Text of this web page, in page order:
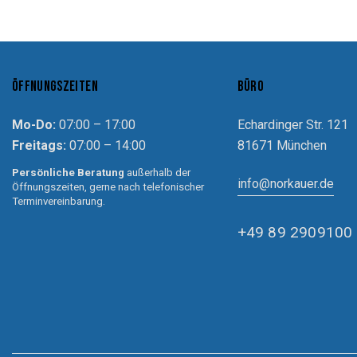
ÖFFNUNGSZEITEN
Mo-Do: 07:00 – 17:00
Freitags: 07:00 – 14:00
Persönliche Beratung außerhalb der
Öffnungszeiten, gerne nach telefonischer
Terminvereinbarung.
BÜRO
Echardinger Str. 121
81671 München
info@norkauer.de
+49 89 2909100